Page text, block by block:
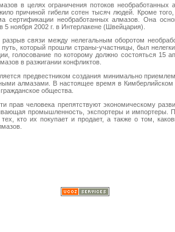
в целях ограничения потоков
причиной гибели сотен тысяч людей. Кроме
сертификации необработанных алмазов. Она
ноября 2002 г. в Интерлакене (Швейцария).
связи между нелегальным оборотом
который прошли страны-участницы, был
голосование по которому должно состояться
в разжигании конфликтов.
предвестником создания минимально
алмазами. В настоящее время в
общества.
человека препятствуют экономическому
промышленность, экспортеры и импортеры.
кто их покупает и продает, а также о том,